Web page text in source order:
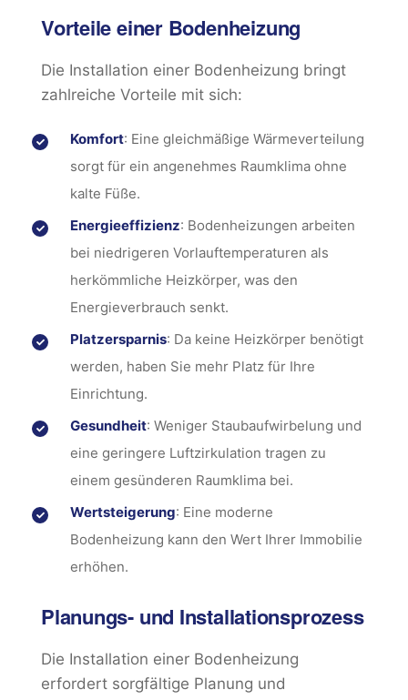
Vorteile einer Bodenheizung
Die Installation einer Bodenheizung bringt
zahlreiche Vorteile mit sich:
Komfort: Eine gleichmäßige Wärmeverteilung
sorgt für ein angenehmes Raumklima ohne
kalte Füße.
Energieeffizienz: Bodenheizungen arbeiten
bei niedrigeren Vorlauftemperaturen als
herkömmliche Heizkörper, was den
Energieverbrauch senkt.
Platzersparnis: Da keine Heizkörper benötigt
werden, haben Sie mehr Platz für Ihre
Einrichtung.
Gesundheit: Weniger Staubaufwirbelung und
eine geringere Luftzirkulation tragen zu
einem gesünderen Raumklima bei.
Wertsteigerung: Eine moderne
Bodenheizung kann den Wert Ihrer Immobilie
erhöhen.
Planungs- und Installationsprozess
Die Installation einer Bodenheizung
erfordert sorgfältige Planung und